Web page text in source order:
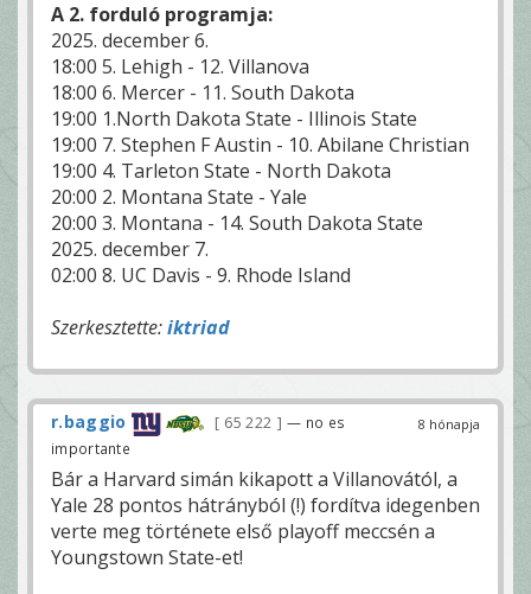
A 2. forduló programja:
2025. december 6.
18:00 5. Lehigh - 12. Villanova
18:00 6. Mercer - 11. South Dakota
19:00 1.North Dakota State - Illinois State
19:00 7. Stephen F Austin - 10. Abilane Christian
19:00 4. Tarleton State - North Dakota
20:00 2. Montana State - Yale
20:00 3. Montana - 14. South Dakota State
2025. december 7.
02:00 8. UC Davis - 9. Rhode Island
Szerkesztette:iktriad
8 hónapja
r.baggio 65 222
— no es
importante
Bár a Harvard simán kikapott a Villanovától, a
Yale 28 pontos hátrányból (!) fordítva idegenben
verte meg története első playoff meccsén a
Youngstown State-et!